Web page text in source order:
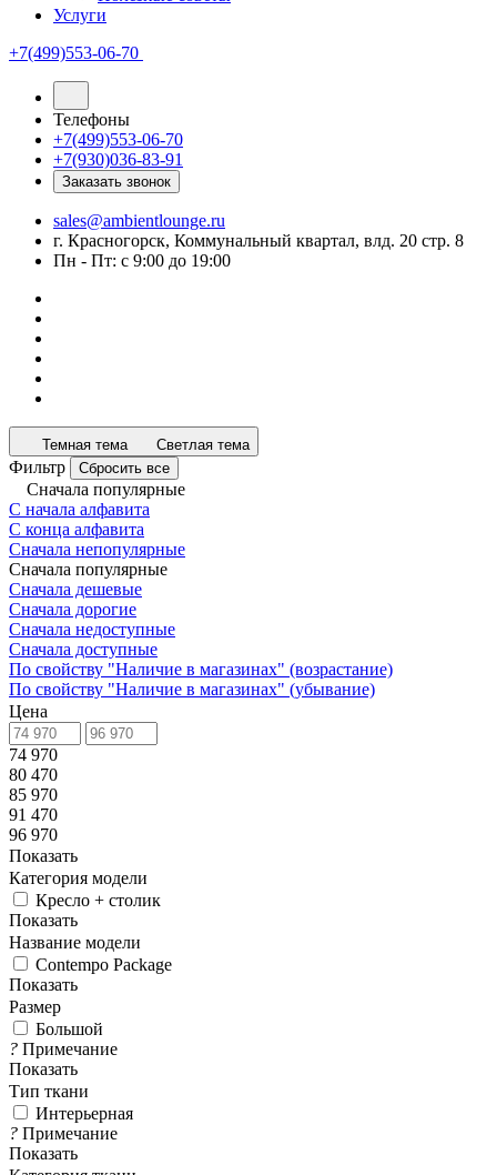
Услуги
+7(499)553-06-70
Телефоны
+7(499)553-06-70
+7(930)036-83-91
Заказать звонок
sales@ambientlounge.ru
г. Красногорск, Коммунальный квартал, влд. 20 стр. 8
Пн - Пт: с 9:00 до 19:00
Темная тема Светлая тема
Фильтр Сбросить все
Сначала популярные
С начала алфавита
С конца алфавита
Сначала непопулярные
Сначала популярные
Сначала дешевые
Сначала дорогие
Сначала недоступные
Сначала доступные
По свойству "Наличие в магазинах" (возрастание)
По свойству "Наличие в магазинах" (убывание)
Цена
74 970
80 470
85 970
91 470
96 970
Показать
Категория модели
Кресло + столик
Показать
Название модели
Contempo Package
Показать
Размер
Большой
? Примечание
Показать
Тип ткани
Интерьерная
? Примечание
Показать